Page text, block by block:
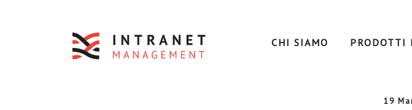
CHI SIAMO PRODOTTI
19